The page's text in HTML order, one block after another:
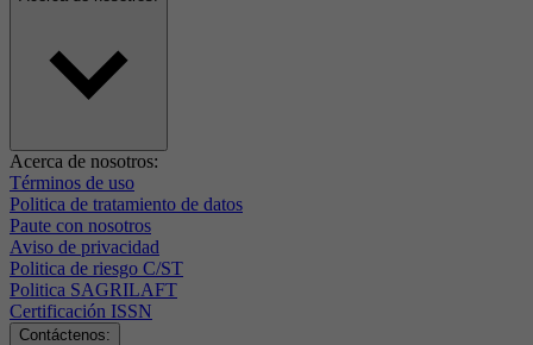
Acerca de nosotros:
Términos de uso
Politica de tratamiento de datos
Paute con nosotros
Aviso de privacidad
Politica de riesgo C/ST
Politica SAGRILAFT
Certificación ISSN
Contáctenos: